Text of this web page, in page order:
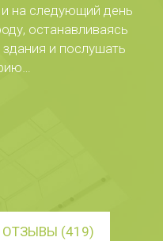
на следующий день
останавливаясь
и послушать
ОТЗЫВЫ (419)